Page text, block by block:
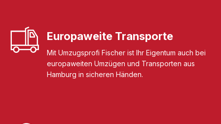
Europaweite Transporte
Mit Umzugsprofi Fischer ist Ihr Eigentum auch bei
europaweiten Umzügen und Transporten aus
Hamburg in sicheren Händen.